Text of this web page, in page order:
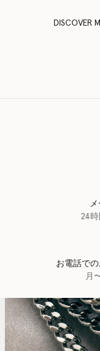
DISCOVER
24
お電話で
月